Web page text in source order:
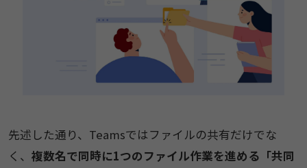
先述した通り、Teamsではファイルの共有だけでな
く、 複数名で同時に1つのファイル作業を進める「共同